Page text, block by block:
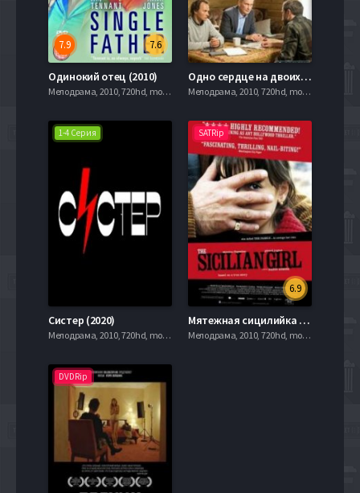
7.6
7.9
Одинокий отец (2010)
Мелодрама, 2010, 720hd, mobilen
Одно сердце на двоих (2020)
Мелодрама, 2010, 720hd, mobilen
1-4 Серия
Систер (2020)
Мелодрама, 2010, 720hd, mobilen
SATRip
6.9
Мятежная сицилийка (2008)
Мелодрама, 2010, 720hd, mobilen
DVDRip